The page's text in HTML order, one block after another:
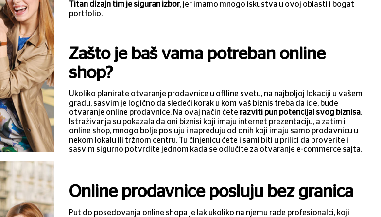
Titan dizajn tim je siguran izbor, jer imamo mnogo iskustva u ovoj oblasti i bogat
portfolio.
Zašto je baš vama potreban online
shop?
Ukoliko planirate otvaranje prodavnice u offline svetu, na najboljoj lokaciji u vašem
gradu, sasvim je logično da sledeći korak u kom vaš biznis treba da ide, bude
otvaranje online prodavnice. Na ovaj način ćete razviti pun potencijal svog biznisa.
Istraživanja su pokazala da oni biznisi koji imaju internet prezentaciju, a zatim i
online shop, mnogo bolje posluju i napreduju od onih koji imaju samo prodavnicu u
nekom lokalu ili tržnom centru. Tu činjenicu ćete i sami biti u prilici da proverite i
sasvim sigurno potvrdite jednom kada se odlučite za otvaranje e-commerce sajta.
Online prodavnice posluju bez granica
Put do posedovanja online shopa je lak ukoliko na njemu rade profesionalci, koji